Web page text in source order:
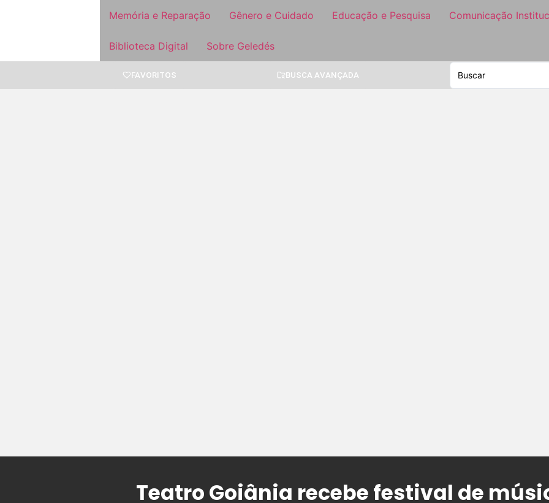
Memória e Reparação Gênero e Cuidado Educação e Pesquisa Comunicação
Biblioteca Digital Sobre Geledés
FAVORITOS BUSCA AVANÇADA
Teatro Goiânia recebe festival de